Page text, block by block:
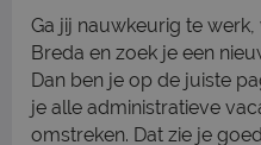
Ga jij nauwkeurig te
Breda en zoek je een
Dan ben je op de juiste
je alle administratieve
omstreken. Dat zie je